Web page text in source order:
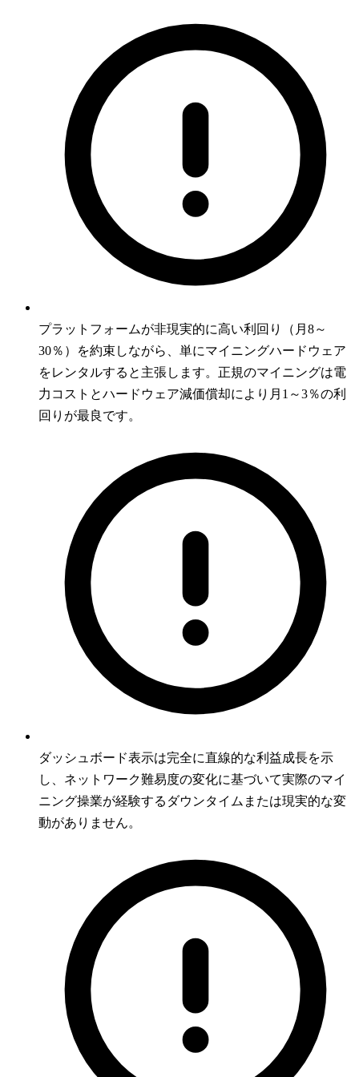
プラットフォームが非現実的に高い利回り（月8～
30％）を約束しながら、単にマイニングハードウェア
をレンタルすると主張します。正規のマイニングは電
力コストとハードウェア減価償却により月1～3％の利
回りが最良です。
ダッシュボード表示は完全に直線的な利益成長を示
し、ネットワーク難易度の変化に基づいて実際のマイ
ニング操業が経験するダウンタイムまたは現実的な変
動がありません。